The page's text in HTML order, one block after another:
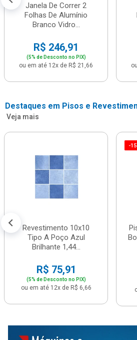
Janela De Correr 2
Folhas De Alumínio
Branco Vidro...
R$ 246,91
(5% de Desconto no PIX)
ou em até 12x de R$ 21,66
Destaques em Pisos e
Veja mais
Revestimento 10x10
Tipo A Poço Azul
Brilhante 1,44...
R$ 75,91
(5% de Desconto no PIX)
ou em até 12x de R$ 6,66
-